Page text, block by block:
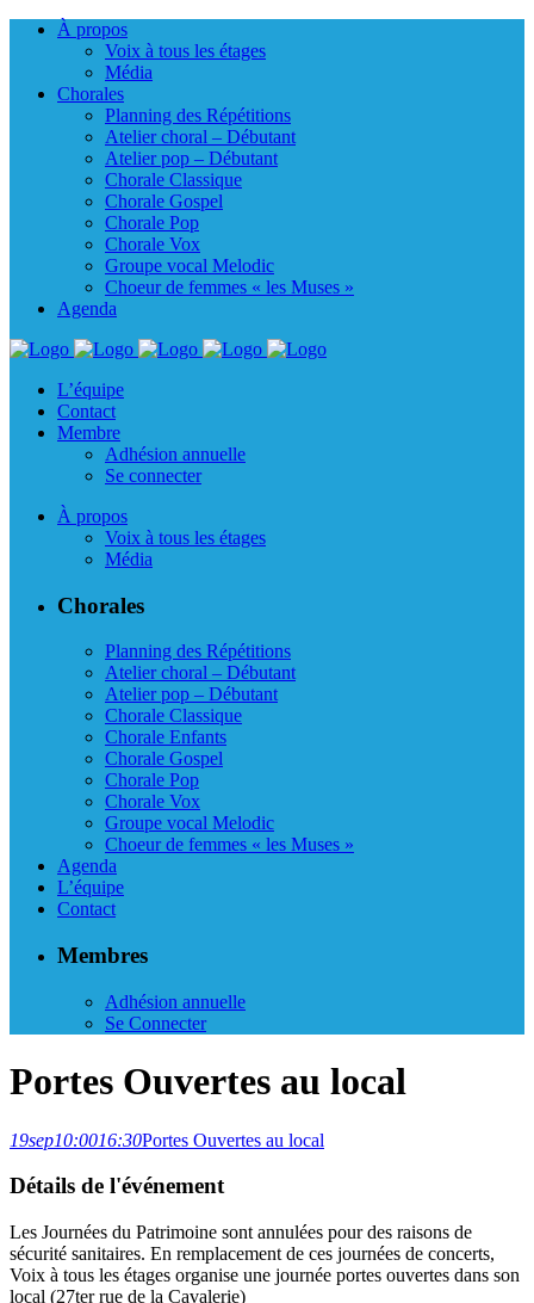
À propos
Voix à tous les étages
Média
Chorales
Planning des Répétitions
Atelier choral – Débutant
Atelier pop – Débutant
Chorale Classique
Chorale Gospel
Chorale Pop
Chorale Vox
Groupe vocal Melodic
Choeur de femmes « les Muses »
Agenda
L’équipe
Contact
Membre
Adhésion annuelle
Se connecter
À propos
Voix à tous les étages
Média
Chorales
Planning des Répétitions
Atelier choral – Débutant
Atelier pop – Débutant
Chorale Classique
Chorale Enfants
Chorale Gospel
Chorale Pop
Chorale Vox
Groupe vocal Melodic
Choeur de femmes « les Muses »
Agenda
L’équipe
Contact
Membres
Adhésion annuelle
Se Connecter
Portes Ouvertes au local
19sep10:0016:30Portes Ouvertes au local
Détails de l'événement
Les Journées du Patrimoine sont annulées pour des raisons de
sécurité sanitaires. En remplacement de ces journées de concerts,
Voix à tous les étages organise une journée portes ouvertes dans son
local (27ter rue de la Cavalerie)